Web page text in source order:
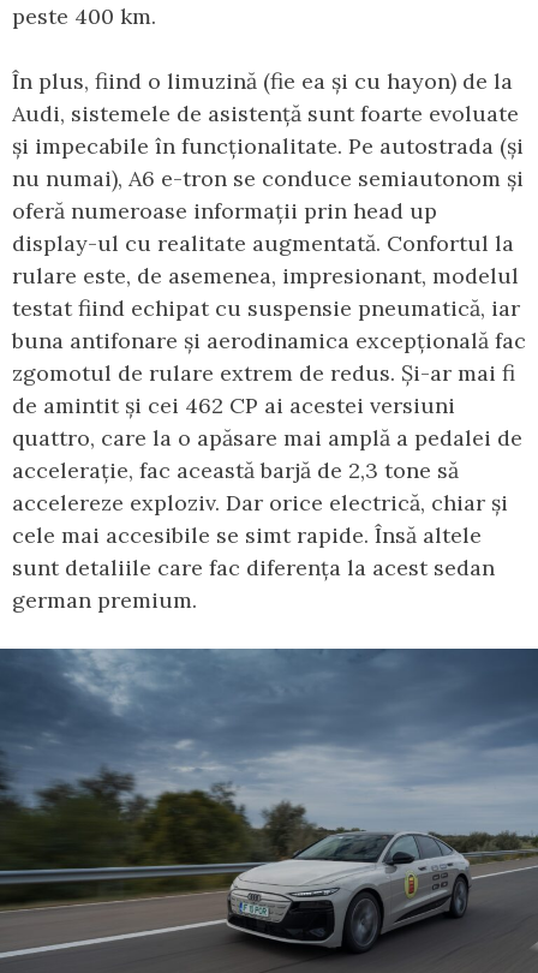
peste 400 km.
În plus, fiind o limuzină (fie ea și cu hayon) de la
Audi, sistemele de asistență sunt foarte evoluate
și impecabile în funcționalitate. Pe autostrada (și
nu numai), A6 e-tron se conduce semiautonom și
oferă numeroase informații prin head up
display-ul cu realitate augmentată. Confortul la
rulare este, de asemenea, impresionant, modelul
testat fiind echipat cu suspensie pneumatică, iar
buna antifonare și aerodinamica excepțională fac
zgomotul de rulare extrem de redus. Și-ar mai fi
de amintit și cei 462 CP ai acestei versiuni
quattro, care la o apăsare mai amplă a pedalei de
accelerație, fac această barjă de 2,3 tone să
accelereze exploziv. Dar orice electrică, chiar și
cele mai accesibile se simt rapide. Însă altele
sunt detaliile care fac diferența la acest sedan
german premium.